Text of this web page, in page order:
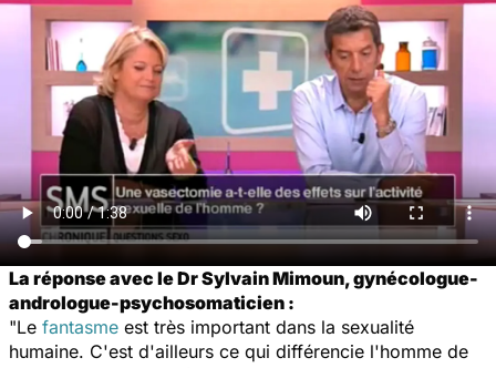
La réponse avec le Dr Sylvain Mimoun, gynécologue-
andrologue-psychosomaticien :
"Le fantasme est très important dans la sexualité
humaine. C'est d'ailleurs ce qui différencie l'homme de